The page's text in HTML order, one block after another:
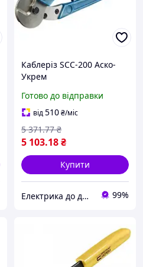
Каблеріз SCC-200 Аско-
Укрем
Готово до відправки
від510₴/міс
5 103.18₴
5 371.77 ₴
Купити
Електрика до дрібниць 99%